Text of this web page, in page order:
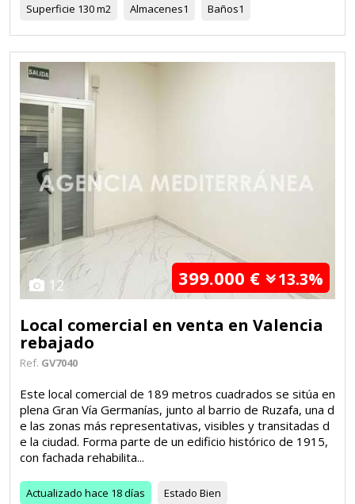
Superficie 130 m2 Almacenes1 Baños1
12 399.000 € 13.3%
Local comercial en venta en Valencia
rebajado
Ref. GV7040
Este local comercial de 189 metros cuadrados se sitúa en
plena Gran Vía Germanías, junto al barrio de Ruzafa, una d
e las zonas más representativas, visibles y transitadas d
e la ciudad. Forma parte de un edificio histórico de 1915,
con fachada rehabilita...
Actualizado hace 18 días Estado Bien